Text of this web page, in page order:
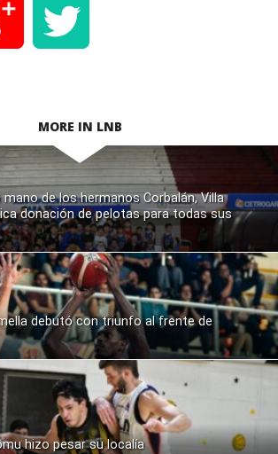
MORE IN LNB
mano de los hermanos Corbalán, Villa
donación de pelotas para todas sus
debutó con triunfo al frente de
hizo pesar su localía